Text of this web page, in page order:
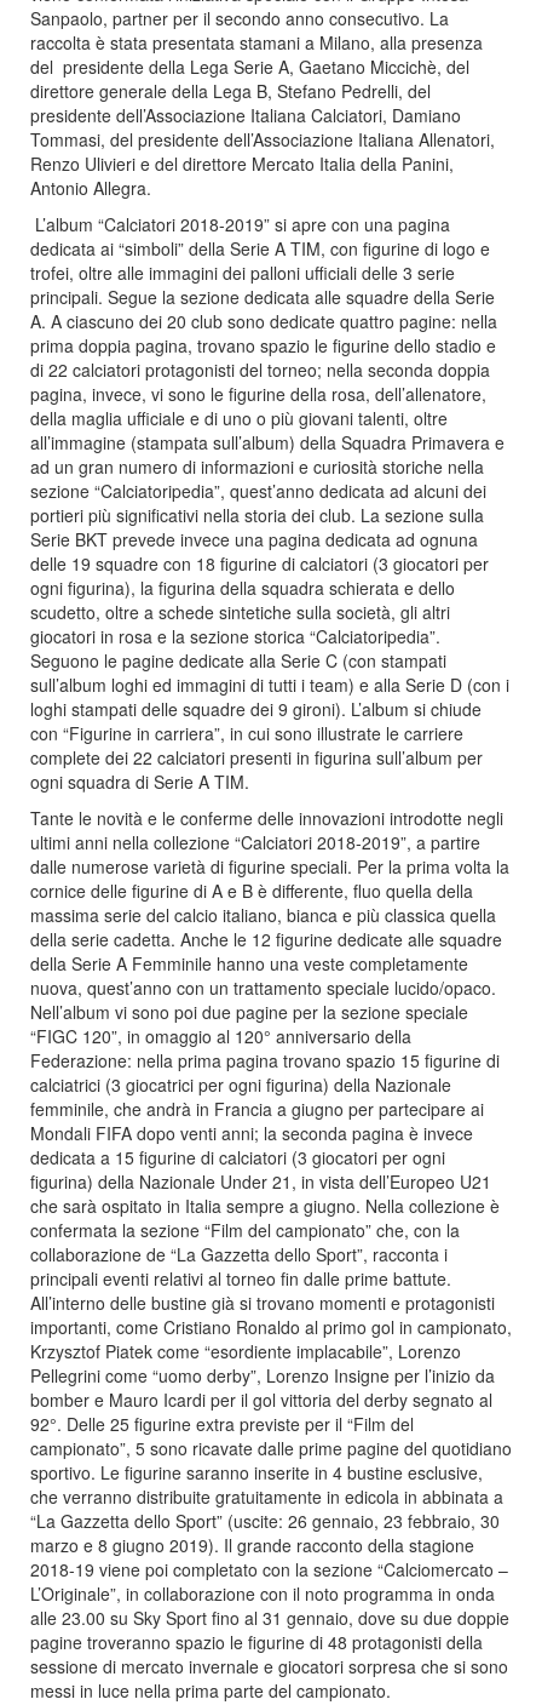
Sanpaolo, partner per il secondo anno consecutivo. La
raccolta è stata presentata stamani a Milano, alla presenza
del presidente della Lega Serie A, Gaetano Miccichè, del
direttore generale della Lega B, Stefano Pedrelli, del
presidente dell’Associazione Italiana Calciatori, Damiano
Tommasi, del presidente dell’Associazione Italiana Allenatori,
Renzo Ulivieri e del direttore Mercato Italia della Panini,
Antonio Allegra.
L’album “Calciatori 2018-2019” si apre con una pagina
dedicata ai “simboli” della Serie A TIM, con figurine di logo e
trofei, oltre alle immagini dei palloni ufficiali delle 3 serie
principali. Segue la sezione dedicata alle squadre della Serie
A. A ciascuno dei 20 club sono dedicate quattro pagine: nella
prima doppia pagina, trovano spazio le figurine dello stadio e
di 22 calciatori protagonisti del torneo; nella seconda doppia
pagina, invece, vi sono le figurine della rosa, dell’allenatore,
della maglia ufficiale e di uno o più giovani talenti, oltre
all’immagine (stampata sull’album) della Squadra Primavera e
ad un gran numero di informazioni e curiosità storiche nella
sezione “Calciatoripedia”, quest’anno dedicata ad alcuni dei
portieri più significativi nella storia dei club. La sezione sulla
Serie BKT prevede invece una pagina dedicata ad ognuna
delle 19 squadre con 18 figurine di calciatori (3 giocatori per
ogni figurina), la figurina della squadra schierata e dello
scudetto, oltre a schede sintetiche sulla società, gli altri
giocatori in rosa e la sezione storica “Calciatoripedia”.
Seguono le pagine dedicate alla Serie C (con stampati
sull’album loghi ed immagini di tutti i team) e alla Serie D (con i
loghi stampati delle squadre dei 9 gironi). L’album si chiude
con “Figurine in carriera”, in cui sono illustrate le carriere
complete dei 22 calciatori presenti in figurina sull’album per
ogni squadra di Serie A TIM.
Tante le novità e le conferme delle innovazioni introdotte negli
ultimi anni nella collezione “Calciatori 2018-2019”, a partire
dalle numerose varietà di figurine speciali. Per la prima volta la
cornice delle figurine di A e B è differente, fluo quella della
massima serie del calcio italiano, bianca e più classica quella
della serie cadetta. Anche le 12 figurine dedicate alle squadre
della Serie A Femminile hanno una veste completamente
nuova, quest’anno con un trattamento speciale lucido/opaco.
Nell’album vi sono poi due pagine per la sezione speciale
“FIGC 120”, in omaggio al 120° anniversario della
Federazione: nella prima pagina trovano spazio 15 figurine di
calciatrici (3 giocatrici per ogni figurina) della Nazionale
femminile, che andrà in Francia a giugno per partecipare ai
Mondali FIFA dopo venti anni; la seconda pagina è invece
dedicata a 15 figurine di calciatori (3 giocatori per ogni
figurina) della Nazionale Under 21, in vista dell’Europeo U21
che sarà ospitato in Italia sempre a giugno. Nella collezione è
confermata la sezione “Film del campionato” che, con la
collaborazione de “La Gazzetta dello Sport”, racconta i
principali eventi relativi al torneo fin dalle prime battute.
All’interno delle bustine già si trovano momenti e protagonisti
importanti, come Cristiano Ronaldo al primo gol in campionato,
Krzysztof Piatek come “esordiente implacabile”, Lorenzo
Pellegrini come “uomo derby”, Lorenzo Insigne per l’inizio da
bomber e Mauro Icardi per il gol vittoria del derby segnato al
92°. Delle 25 figurine extra previste per il “Film del
campionato”, 5 sono ricavate dalle prime pagine del quotidiano
sportivo. Le figurine saranno inserite in 4 bustine esclusive,
che verranno distribuite gratuitamente in edicola in abbinata a
“La Gazzetta dello Sport” (uscite: 26 gennaio, 23 febbraio, 30
marzo e 8 giugno 2019). Il grande racconto della stagione
2018-19 viene poi completato con la sezione “Calciomercato –
L’Originale”, in collaborazione con il noto programma in onda
alle 23.00 su Sky Sport fino al 31 gennaio, dove su due doppie
pagine troveranno spazio le figurine di 48 protagonisti della
sessione di mercato invernale e giocatori sorpresa che si sono
messi in luce nella prima parte del campionato.